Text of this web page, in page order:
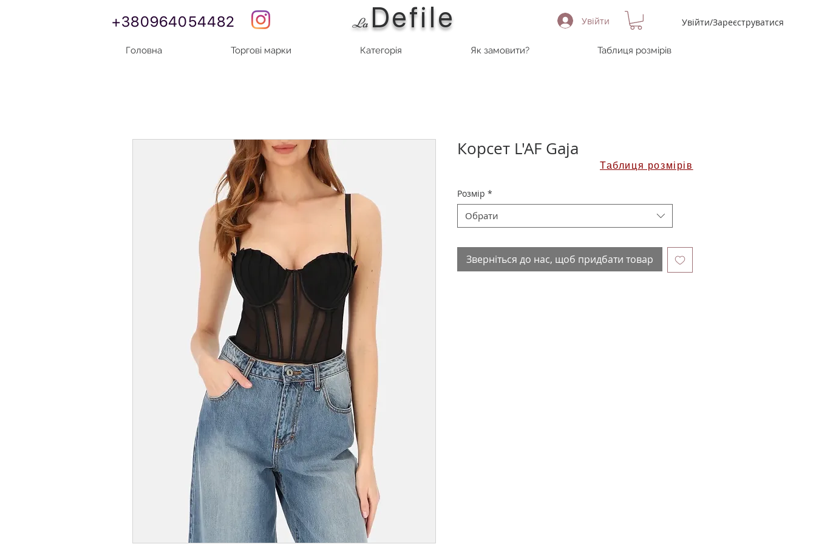
+380964054482 La Defile Увійти Увійти/Зареєструватися
Головна Торгові марки Категорія Як замовити? Таблиця розмірів
Корсет L'AF Gaja
Розмір *
Обрати
Зверніться до нас, щоб придбати товар
Таблиця розмірів